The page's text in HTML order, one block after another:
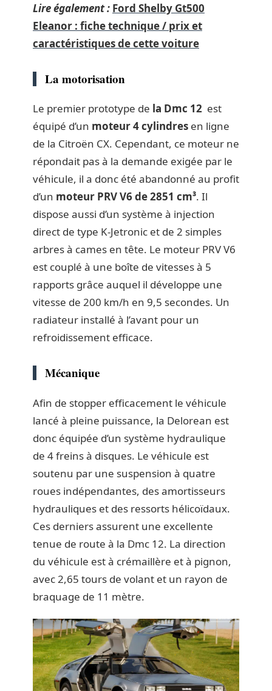
Lire également : Ford Shelby Gt500
Eleanor : fiche technique / prix et
caractéristiques de cette voiture
La motorisation
Le premier prototype de la Dmc 12 est
équipé d’un moteur 4 cylindres en ligne
de la Citroën CX. Cependant, ce moteur ne
répondait pas à la demande exigée par le
véhicule, il a donc été abandonné au profit
d’un moteur PRV V6 de 2851 cm³. Il
dispose aussi d’un système à injection
direct de type K-Jetronic et de 2 simples
arbres à cames en tête. Le moteur PRV V6
est couplé à une boîte de vitesses à 5
rapports grâce auquel il développe une
vitesse de 200 km/h en 9,5 secondes. Un
radiateur installé à l’avant pour un
refroidissement efficace.
Mécanique
Afin de stopper efficacement le véhicule
lancé à pleine puissance, la Delorean est
donc équipée d’un système hydraulique
de 4 freins à disques. Le véhicule est
soutenu par une suspension à quatre
roues indépendantes, des amortisseurs
hydrauliques et des ressorts hélicoïdaux.
Ces derniers assurent une excellente
tenue de route à la Dmc 12. La direction
du véhicule est à crémaillère et à pignon,
avec 2,65 tours de volant et un rayon de
braquage de 11 mètre.